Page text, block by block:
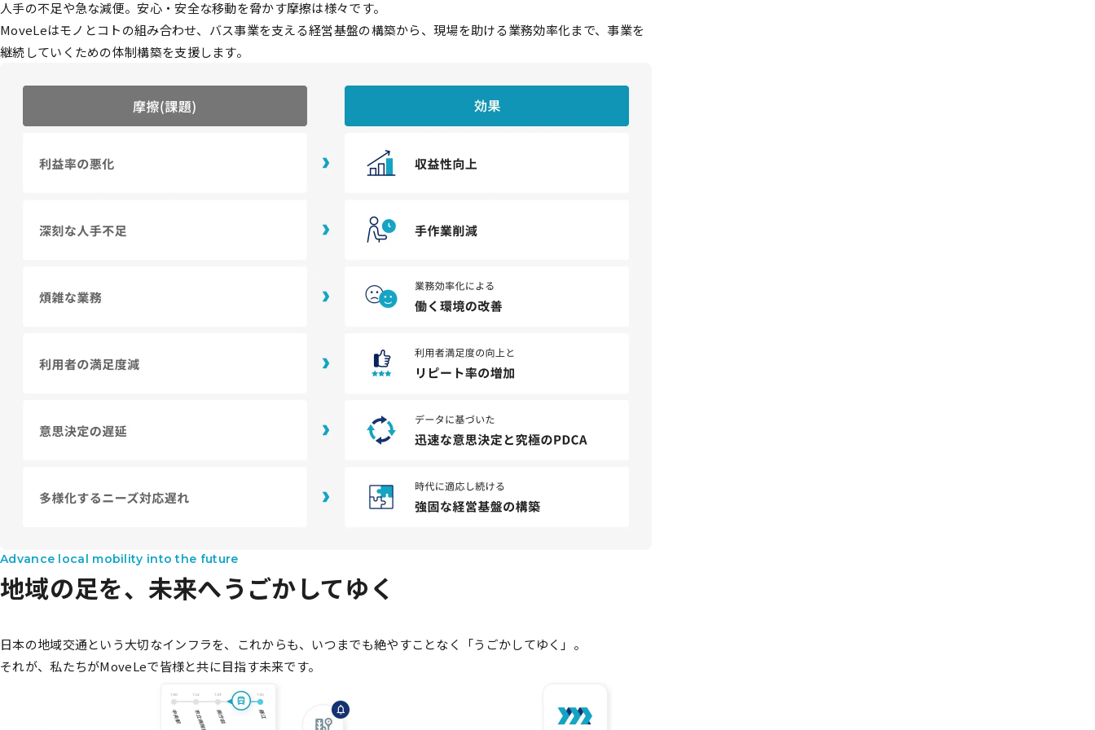
人手の不足や急な減便。安心・安全な移動を脅かす摩擦は様々です。
MoveLeはモノとコトの組み合わせ、バス事業を支える経営基盤の構築から、現場を助ける業務効率化まで、事業を
継続していくための体制構築を支援します。
Advance local mobility into the future
地域の足を、 未来へうごかしてゆく
日本の地域交通という大切なインフラを、これからも、いつまでも絶やすことなく「うごかしてゆく」。
それが、私たちがMoveLeで皆様と共に目指す未来です。